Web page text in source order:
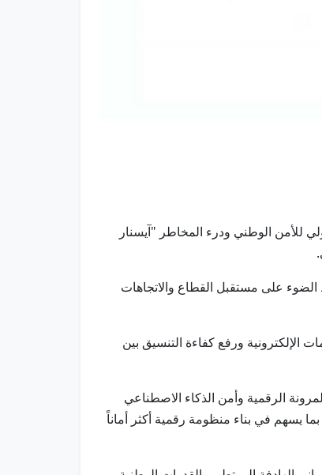
للأمن الوطني ودرء المخاطر "آيسنار
على مستقبل القطاع والاتجاهات
الإلكترونية ورفع كفاءة التنسيق بين
الرقمية وأمن الذكاء الاصطناعي
بما يسهم في بناء منظومة رقمية أكثر أماناً